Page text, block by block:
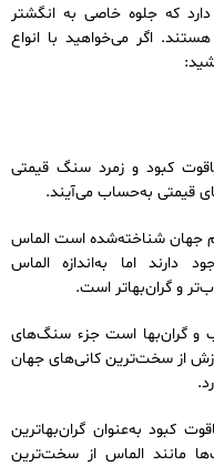
که جلوه خاصی به انگشتر
اگر می‌خواهید با انواع
کبود و زمرد سنگ قیمتی
قیمتی به‌حساب می‌آیند.
جهان شناخته‌شده است الماس
دارند اما به‌اندازه الماس
و گران‌بهاتر است.
و گران‌بها است جزء سنگ‌های
از سخت‌ترین کانی‌های جهان
کبود به‌عنوان گران‌بهاترین
مانند الماس از سخت‌ترین